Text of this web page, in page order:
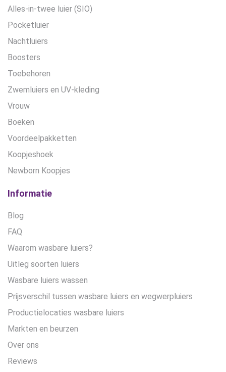
Alles-in-twee luier (SIO)
Pocketluier
Nachtluiers
Boosters
Toebehoren
Zwemluiers en UV-kleding
Vrouw
Boeken
Voordeelpakketten
Koopjeshoek
Newborn Koopjes
Informatie
Blog
FAQ
Waarom wasbare luiers?
Uitleg soorten luiers
Wasbare luiers wassen
Prijsverschil tussen wasbare luiers en wegwerpluiers
Productielocaties wasbare luiers
Markten en beurzen
Over ons
Reviews